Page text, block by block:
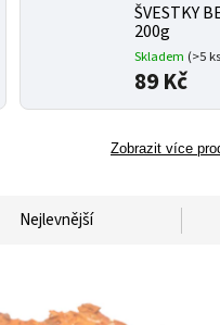
ŠVESTKY
200g
Skladem (>5
89 Kč
Zobrazit více
Nejlevnější